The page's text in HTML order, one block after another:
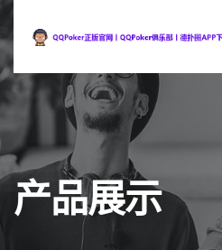
产品展示